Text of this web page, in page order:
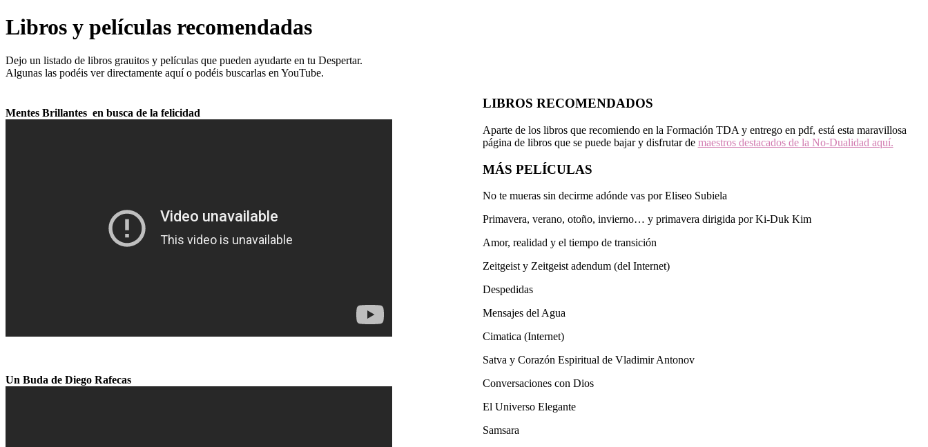
Libros y películas recomendadas
Dejo un listado de libros grauitos y películas que pueden ayudarte en tu Despertar.
Algunas las podéis ver directamente aquí o podéis buscarlas en YouTube.
Mentes Brillantes en busca de la felicidad
Un Buda de Diego Rafecas
LIBROS RECOMENDADOS
Aparte de los libros que recomiendo en la Formación TDA y entrego en pdf, está esta maravillosa
página de libros que se puede bajar y disfrutar de maestros destacados de la No-Dualidad aquí.
MÁS PELÍCULAS
No te mueras sin decirme adónde vas por Eliseo Subiela
Primavera, verano, otoño, invierno… y primavera dirigida por Ki-Duk Kim
Amor, realidad y el tiempo de transición
Zeitgeist y Zeitgeist adendum (del Internet)
Despedidas
Mensajes del Agua
Cimatica (Internet)
Satva y Corazón Espiritual de Vladimir Antonov
Conversaciones con Dios
El Universo Elegante
Samsara